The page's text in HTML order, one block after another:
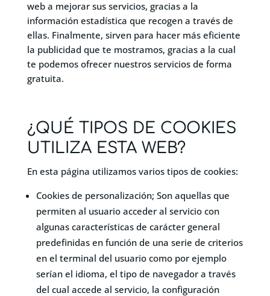
web a mejorar sus servicios, gracias a la
información estadística que recogen a través de
ellas. Finalmente, sirven para hacer más eficiente
la publicidad que te mostramos, gracias a la cual
te podemos ofrecer nuestros servicios de forma
gratuita.
¿QUÉ TIPOS DE COOKIES
UTILIZA ESTA WEB?
En esta página utilizamos varios tipos de cookies:
Cookies de personalización; Son aquellas que
permiten al usuario acceder al servicio con
algunas características de carácter general
predefinidas en función de una serie de criterios
en el terminal del usuario como por ejemplo
serían el idioma, el tipo de navegador a través
del cual accede al servicio, la configuración